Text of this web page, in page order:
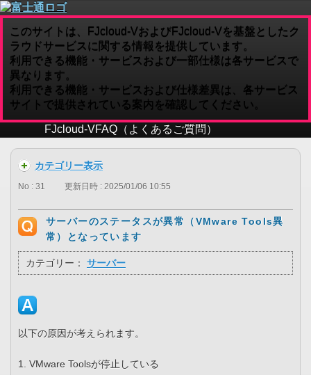
このサイトは、FJcloud-VおよびFJcloud-Vを基盤としたク
ラウドサービスに関する情報を提供しています。
利用できる機能・サービスおよび一部仕様は各サービスで
異なります。
利用できる機能・サービスおよび仕様差異は、各サービス
サイトで提供されている案内を確認してください。
FJcloud-VFAQ（よくあるご質問）
カテゴリー表示
No : 31 更新日時 : 2025/01/06 10:55
サーバーのステータスが異常（VMware Tools異
常）となっています
カテゴリー： サーバー
以下の原因が考えられます。
1. VMware Toolsが停止している